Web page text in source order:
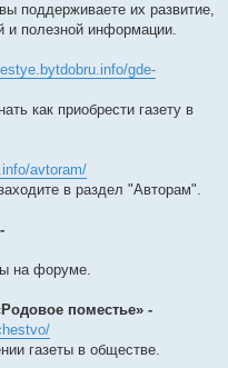
поддерживаете их развитие,
и полезной информации.
gde-
как приобрести газету в
avtoram/
в раздел "Авторам".
на форуме.
поместье» -
газеты в обществе.